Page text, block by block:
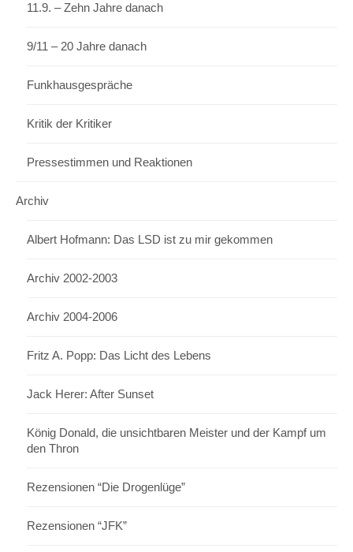
11.9. – Zehn Jahre danach
9/11 – 20 Jahre danach
Funkhausgespräche
Kritik der Kritiker
Pressestimmen und Reaktionen
Archiv
Albert Hofmann: Das LSD ist zu mir gekommen
Archiv 2002-2003
Archiv 2004-2006
Fritz A. Popp: Das Licht des Lebens
Jack Herer: After Sunset
König Donald, die unsichtbaren Meister und der Kampf um
den Thron
Rezensionen “Die Drogenlüge”
Rezensionen “JFK”